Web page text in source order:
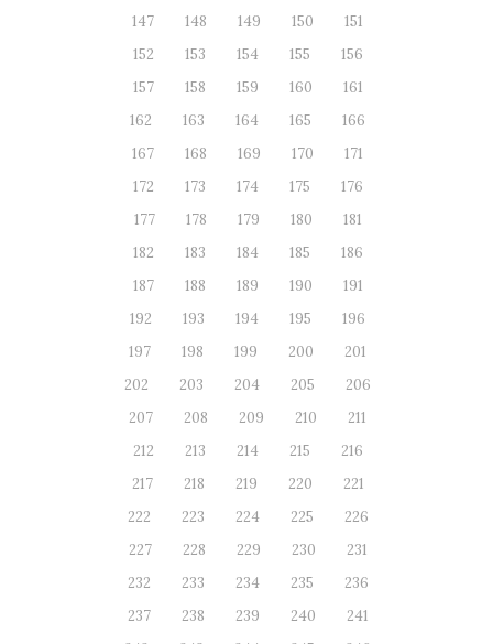
147
148 149 150
151
152
153 154 155
156
157
158 159 160
161
162
163 164 165
166
167
168 169 170
171
172
173 174 175
176
177
178 179 180
181
182
183 184 185
186
187
188 189 190
191
192
193 194 195
196
197
198 199 200
201
202
203 204 205
206
207
208 209 210
211
212
213 214 215
216
217
218 219 220
221
222
223 224 225
226
227
228 229 230
231
232
233 234 235
236
237
238 239 240
241